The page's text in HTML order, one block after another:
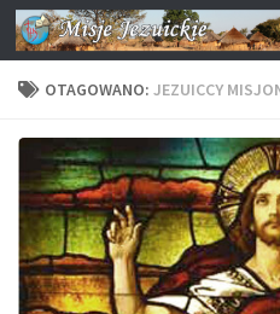
Przejdź do treści
OTAGOWANO: JEZUICCY